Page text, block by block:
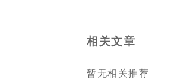
相关文章
暂无相关推荐